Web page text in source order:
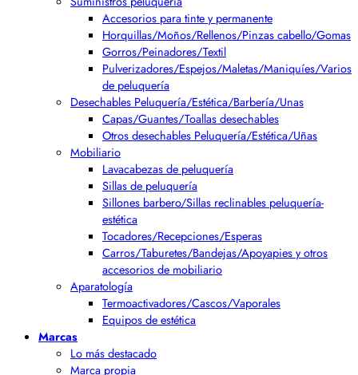
Accesorios para tinte y permanente
Horquillas/Moños/Rellenos/Pinzas cabello/Gomas
Gorros/Peinadores/Textil
Pulverizadores/Espejos/Maletas/Maniquíes/Varios
de peluquería
Desechables Peluquería/Estética/Barbería/Unas
Capas/Guantes/Toallas desechables
Otros desechables Peluquería/Estética/Uñas
Mobiliario
Lavacabezas de peluquería
Sillas de peluquería
Sillones barbero/Sillas reclinables peluquería-
estética
Tocadores/Recepciones/Esperas
Carros/Taburetes/Bandejas/Apoyapies y otros
accesorios de mobiliario
Aparatología
Termoactivadores/Cascos/Vaporales
Equipos de estética
Marcas
Lo más destacado
Marca propia